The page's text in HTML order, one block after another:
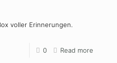
voller Erinnerungen.
0 Read more